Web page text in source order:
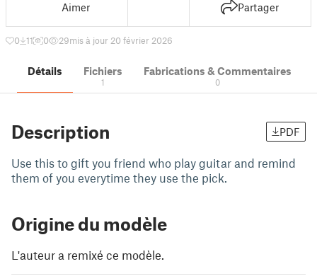
Aimer Partager
0 11 0 29mis à jour 20 février 2026
Détails Fichiers
1
Fabrications & Commentaires
0
Description PDF
Use this to gift you friend who play guitar and remind
them of you everytime they use the pick.
Origine du modèle
L'auteur a remixé ce modèle.